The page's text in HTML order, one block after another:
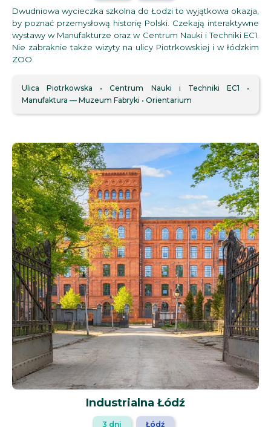
Dwudniowa wycieczka szkolna do Łodzi to wyjątkowa okazja,
by poznać przemysłową historię Polski. Czekają interaktywne
wystawy w Manufakturze oraz w Centrum Nauki i Techniki EC1.
Nie zabraknie także wizyty na ulicy Piotrkowskiej i w łódzkim
ZOO.
Ulica Piotrkowska
Centrum Nauki i Techniki EC1
Manufaktura — Muzeum Fabryki
Orientarium
Industrialna Łódź
3 dni Łódź